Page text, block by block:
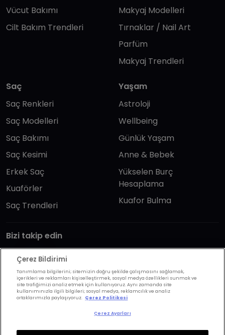
Vücut Bakımı
Cilt Bakım Trendleri
Makyaj Modelleri
Tırnaklar / Nail Art
Parfüm
Makyaj Trendleri
Saç
Saç Renkleri
Saç Modelleri
Saç Bakımı
Saç Kesimi
Erkek Saç
Kuaförler
Saç Trendleri
Yaşam
Astroloji
Wellbeing
Günlük Yaşam
Anne & Bebek
Yükselen Burç
Hesaplama
Kuafor Bulma
Bizi takip edin
KVKK Politikası
Aydınlatma Metni
KVKK Başvuru Formu
Kullanım Şart ve Koşulları
Çerez Bildirimi
Tanımlama bilgilerini; sitemizin doğru şekilde çalışmasını sağlamak,
içerikleri ve reklamları kişiselleştirmek, sosyal medya özellikleri sunmak ve
site trafiğimizi analiz etmek için kullanıyoruz. Aynı zamanda site
kullanımınızla ilgili bilgileri; sosyal medya, reklamcılık ve analiz
ortaklarımızla paylaşıyoruz. Çerez Politikasi
Çerez Ayarları